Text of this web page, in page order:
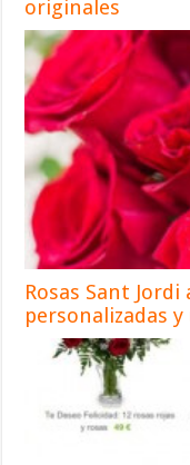
originales
Rosas Sant
personalizadas